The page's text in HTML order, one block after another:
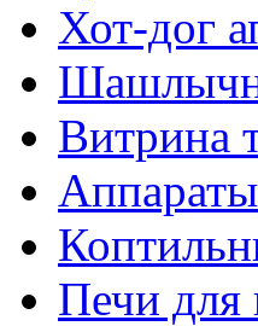
Хот-дог
Витрина
Печи